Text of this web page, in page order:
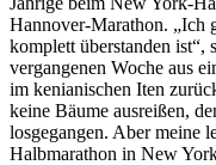
Hannover-Marathon. „Ich
komplett überstanden ist“,
vergangenen Woche aus
im kenianischen Iten
keine Bäume ausreißen,
losgegangen. Aber meine
Halbmarathon in New